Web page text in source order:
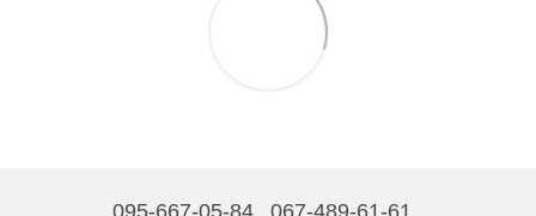
095-667-05-84 067-489-61-61